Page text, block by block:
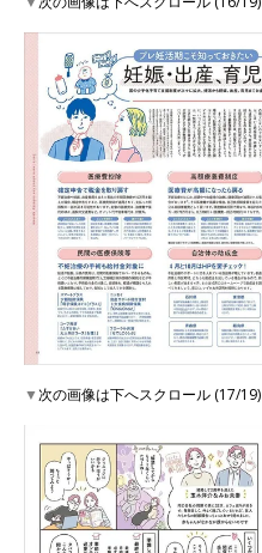
▼次の画像は下へスクロール (17/19)